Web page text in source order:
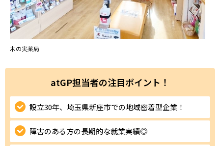
木の実薬局
atGP担当者の注目ポイント！
設立30年、埼玉県新座市での地域密着型企業！
障害のある方の長期的な就業実績◎
就労移行支援サービス
IT・Web制作スキルを身につける就労移行支援サービス
採用をお考えの企業様はこちら